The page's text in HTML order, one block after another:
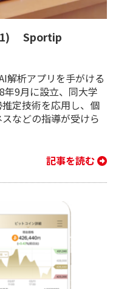
Sportip
解析アプリを手がける
9月に設立、同大学
定技術を応用し、個
などの指導が受けら
記事を読む